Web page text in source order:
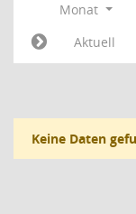
Monat
Aktuell
Keine Daten